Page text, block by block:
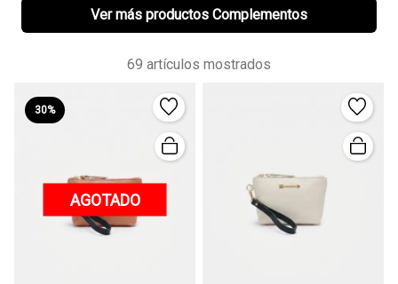
Ver más productos Complementos
69 artículos mostrados
30%
AGOTADO